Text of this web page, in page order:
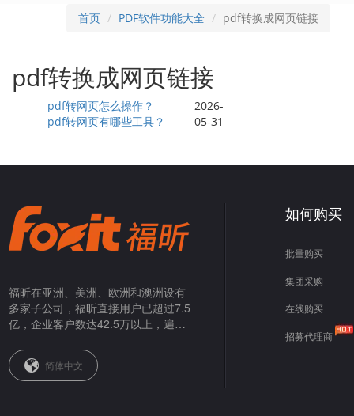
首页 PDF软件功能大全 pdf转换成网页链接
pdf转换成网页链接
pdf转网页怎么操作？
pdf转网页有哪些工具？
2026-
05-31
福昕在亚洲、美洲、欧洲和澳洲设有
多家子公司，福昕直接用户已超过7.5
亿，企业客户数达42.5万以上，遍布
简体中文
如何购买
批量购买
集团采购
在线购买
招募代理商